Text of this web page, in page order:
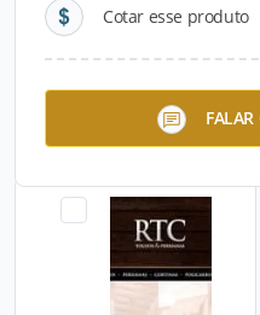
Cotar esse produto
Cortina Painel com